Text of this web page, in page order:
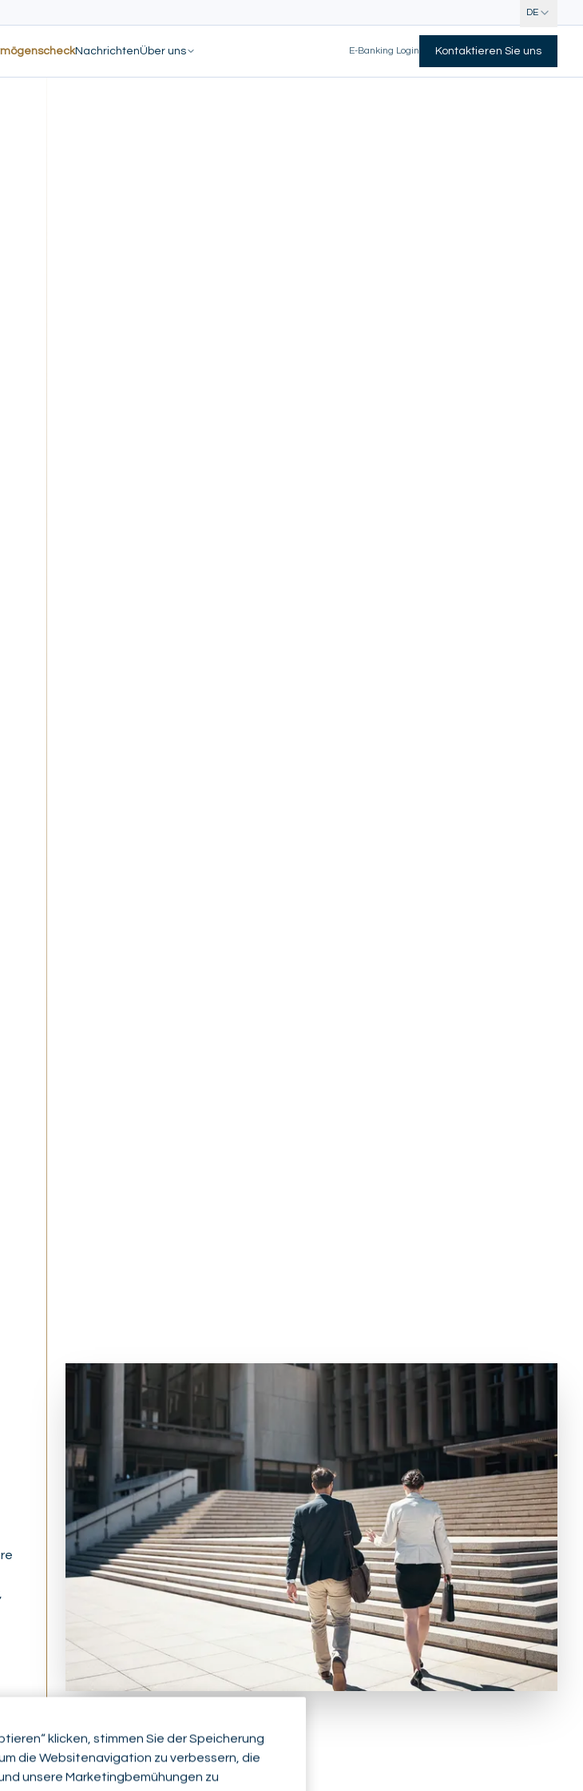
DE
NachrichtenÜber uns E-Banking Login Kontaktieren Sie uns
klicken, stimmen Sie der Speicherung
die Websitenavigation zu verbessern, die
unsere Marketingbemühungen zu